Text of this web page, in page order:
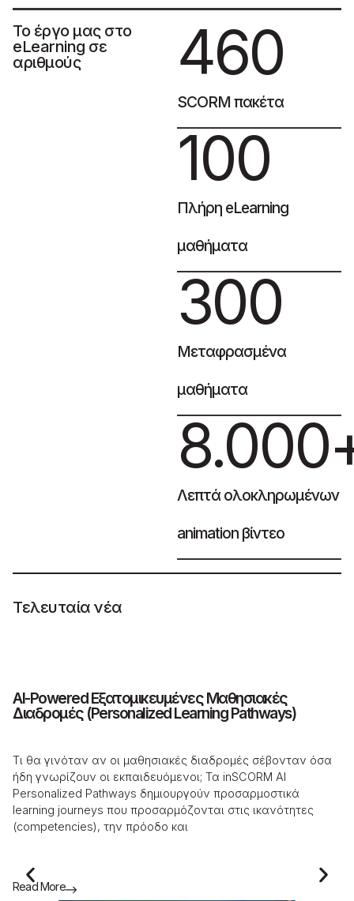
Το έργο μας στο
eLearning σε
αριθμούς
SCORM πακέτα
460
Πλήρη eLearning
μαθήματα
100
Μεταφρασμένα
μαθήματα
300
Λεπτά ολοκληρωμένων
animation βίντεο
8.000
Τελευταία νέα
AI-Powered Εξατομικευμένες Μαθησιακές
Διαδρομές (Personalized Learning Pathways)
Τι θα γινόταν αν οι μαθησιακές διαδρομές σέβονταν όσα
ήδη γνωρίζουν οι εκπαιδευόμενοι; Τα inSCORM AI
Personalized Pathways δημιουργούν προσαρμοστικά
learning journeys που προσαρμόζονται στις ικανότητες
(competencies), την πρόοδο και
Read More